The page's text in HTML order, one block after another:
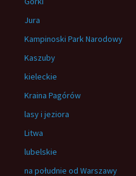
Jura
Kampinoski Park Narodowy
Kaszuby
kieleckie
Kraina Pagórów
lasy i jeziora
Litwa
lubelskie
na południe od Warszawy